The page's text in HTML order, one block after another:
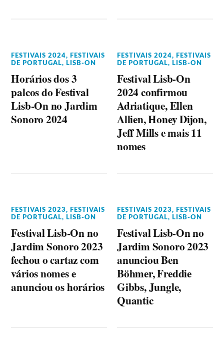
FESTIVAIS 2024,
FESTIVAIS
DE PORTUGAL, LISB-ON
Horários dos 3
palcos do Festival
Lisb-On no Jardim
Sonoro 2024
FESTIVAIS 2024,
FESTIVAIS
DE PORTUGAL, LISB-ON
Festival Lisb-On
2024 confirmou
Adriatique, Ellen
Allien, Honey Dijon,
Jeff Mills e mais 11
nomes
FESTIVAIS 2023,
FESTIVAIS
DE PORTUGAL, LISB-ON
Festival Lisb-On no
Jardim Sonoro 2023
fechou o cartaz com
vários nomes e
anunciou os horários
FESTIVAIS 2023,
FESTIVAIS
DE PORTUGAL, LISB-ON
Festival Lisb-On no
Jardim Sonoro 2023
anunciou Ben
Böhmer, Freddie
Gibbs, Jungle,
Quantic